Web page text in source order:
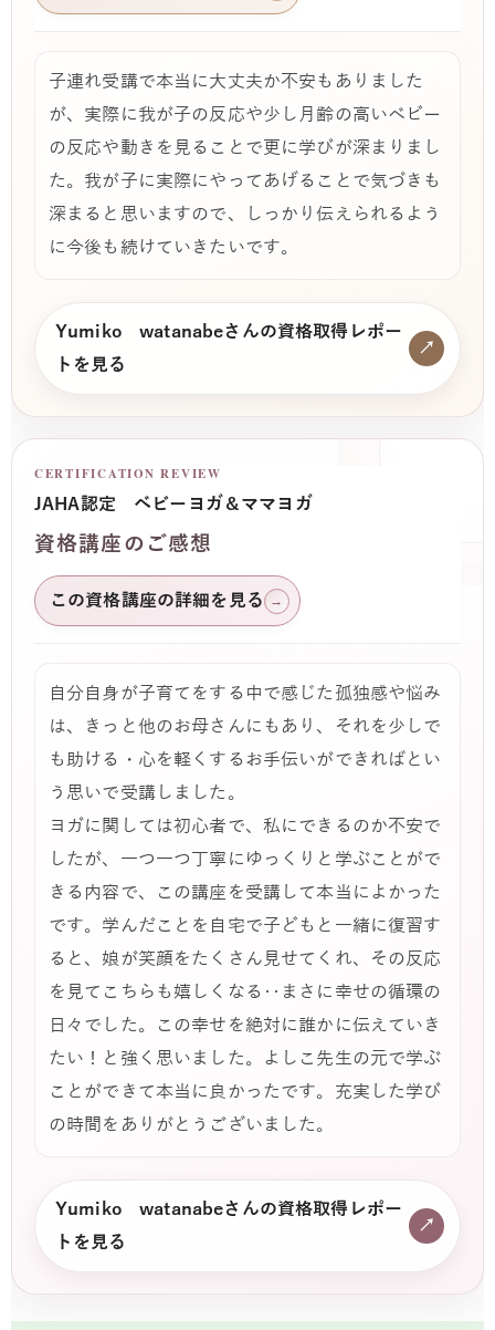
子連れ受講で本当に大丈夫か不安もありました
が、実際に我が子の反応や少し月齢の高いベビー
の反応や動きを見ることで更に学びが深まりまし
た。我が子に実際にやってあげることで気づきも
深まると思いますので、しっかり伝えられるよう
に今後も続けていきたいです。
Yumiko watanabeさんの資格取得レポー
トを見る
↗
CERTIFICATION REVIEW
JAHA認定 ベビーヨガ＆ママヨガ
資格講座のご感想
この資格講座の詳細を見る →
自分自身が子育てをする中で感じた孤独感や悩み
は、きっと他のお母さんにもあり、それを少しで
も助ける・心を軽くするお手伝いができればとい
う思いで受講しました。
ヨガに関しては初心者で、私にできるのか不安で
したが、一つ一つ丁寧にゆっくりと学ぶことがで
きる内容で、この講座を受講して本当によかった
です。学んだことを自宅で子どもと一緒に復習す
ると、娘が笑顔をたくさん見せてくれ、その反応
を見てこちらも嬉しくなる‥まさに幸せの循環の
日々でした。この幸せを絶対に誰かに伝えていき
たい！と強く思いました。よしこ先生の元で学ぶ
ことができて本当に良かったです。充実した学び
の時間をありがとうございました。
Yumiko watanabeさんの資格取得レポー
トを見る
↗